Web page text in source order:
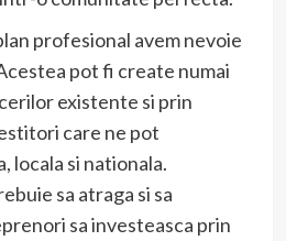
profesional avem nevoie
pot fi create numai
existente si prin
care ne pot
locala si nationala.
sa atraga si sa
sa investeasca prin